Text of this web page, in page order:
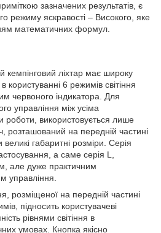
зазначених результатів, є
режиму яскравості – Високого, яке
математичних формул.
кемпінговий ліхтар має широку
6 режимів світіння
червоного індикатора. Для
управління між усіма
використовується лише
розташований на передній частині
габаритні розміри. Серія
а саме серія L,
але дуже практичним
управління.
розміщеної на передній частині
підносить користувачеві
рівнями світіння в
умовах. Кнопка якісно